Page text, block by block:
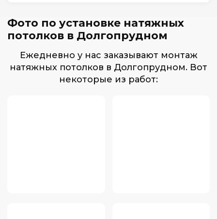
Фото по установке натяжных
потолков в Долгопрудном
Ежедневно у нас заказывают монтаж
натяжных потолков в Долгопрудном. Вот
некоторые из работ: